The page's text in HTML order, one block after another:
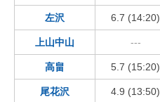
左沢 6.7 (14:20)
上山中山 ---
高畠 5.7 (15:20)
尾花沢 4.9 (13:50)